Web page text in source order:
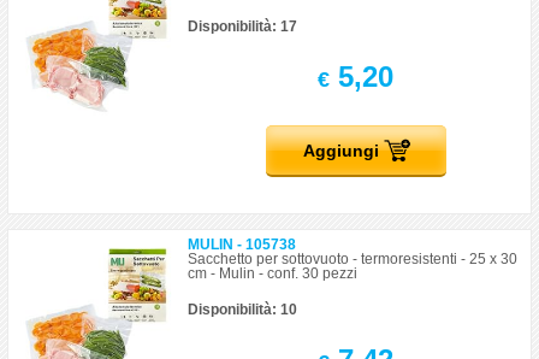
Disponibilità: 17
€ 5,20
Aggiungi
MULIN - 105738
Sacchetto per sottovuoto - termoresistenti - 25 x 30
cm - Mulin - conf. 30 pezzi
Disponibilità: 10